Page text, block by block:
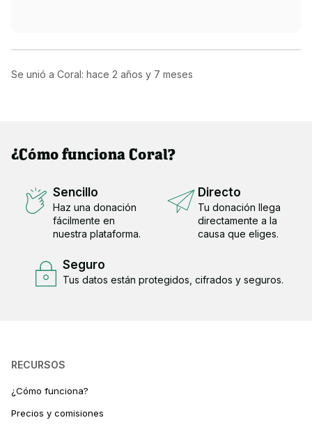
Gracias, de corazón.
Se unió a Coral: hace 2 años y 7 meses
¿Cómo funciona Coral?
Sencillo
Haz una donación
fácilmente en
nuestra plataforma.
Directo
Tu donación llega
directamente a la
causa que eliges.
Seguro
Tus datos están protegidos, cifrados y seguros.
RECURSOS
¿Cómo funciona?
Precios y comisiones